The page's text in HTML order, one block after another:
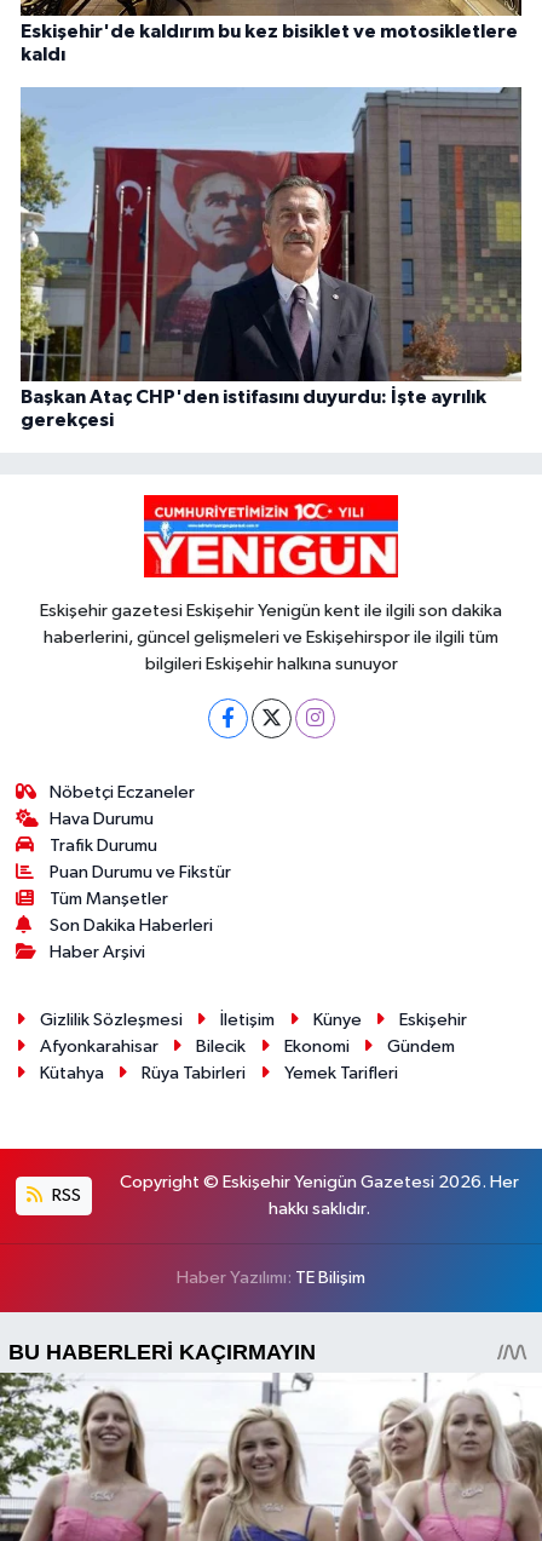
Eskişehir'de kaldırım bu kez bisiklet ve motosikletlere
kaldı
Başkan Ataç CHP'den istifasını duyurdu: İşte ayrılık
gerekçesi
Eskişehir gazetesi Eskişehir Yenigün kent ile ilgili son dakika
haberlerini, güncel gelişmeleri ve Eskişehirspor ile ilgili tüm
bilgileri Eskişehir halkına sunuyor
Nöbetçi Eczaneler
Hava Durumu
Trafik Durumu
Puan Durumu ve Fikstür
Tüm Manşetler
Son Dakika Haberleri
Haber Arşivi
Gizlilik Sözleşmesi İletişim Künye
Eskişehir
Afyonkarahisar
Bilecik Ekonomi
Gündem
Kütahya
Rüya Tabirleri Yemek Tarifleri
RSS
Copyright © Eskişehir Yenigün Gazetesi 2026. Her
hakkı saklıdır.
Haber Yazılımı: TE Bilişim